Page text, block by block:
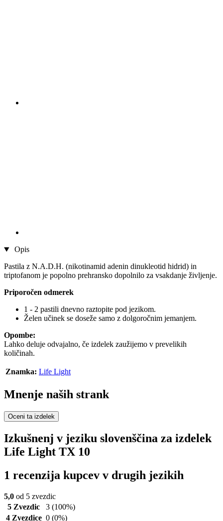
Opis
Pastila z N.A.D.H. (nikotinamid adenin dinukleotid hidrid) in
triptofanom je popolno prehransko dopolnilo za vsakdanje življenje.
Priporočen odmerek
1 - 2 pastili dnevno raztopite pod jezikom.
Želen učinek se doseže samo z dolgoročnim jemanjem.
Opombe:
Lahko deluje odvajalno, če izdelek zaužijemo v prevelikih
količinah.
Znamka: Life Light
Mnenje naših strank
Oceni ta izdelek
Izkušnenj v jeziku slovenščina za izdelek
Life Light TX 10
1 recenzija kupcev v drugih jezikih
5,0 od 5 zvezdic
5 Zvezdic
3 (100%)
4 Zvezdice 0 (0%)